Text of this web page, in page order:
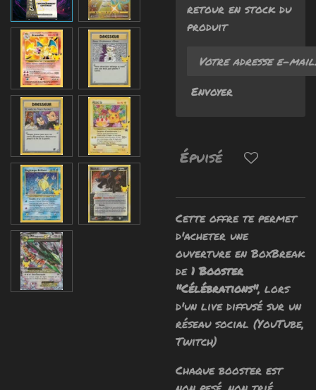
retour en stock du
produit
Envoyer
Épuisé
Cette offre te permet
d'acheter une
ouverture en BoxBreak
de 1 Booster
"Célébrations", lors
d'un live diffusé sur un
réseau social (YouTube,
Twitch)
Chaque booster est